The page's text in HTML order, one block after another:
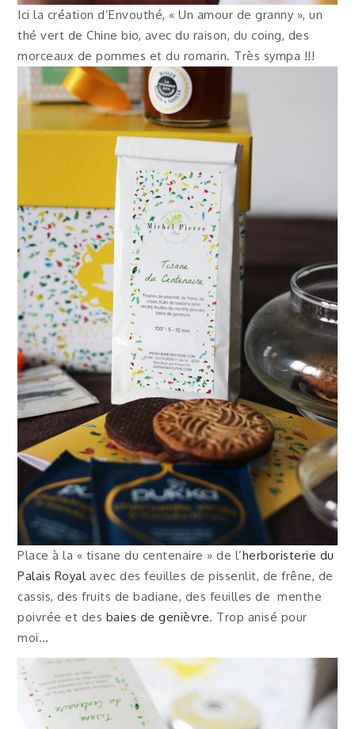
Ici la création d’Envouthé, « Un amour de granny », un
thé vert de Chine bio, avec du raison, du coing, des
morceaux de pommes et du romarin. Très sympa !!!
Place à la « tisane du centenaire » de l’herboristerie du
Palais Royalavec des feuilles de pissenlit, de frêne, de
cassis, des fruits de badiane, des feuilles de menthe
poivrée et des baies de genièvre. Trop anisé pour
moi…